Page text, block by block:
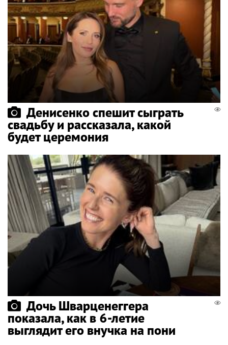
Денисенко спешит сыграть
свадьбу и рассказала, какой
будет церемония
Дочь Шварценеггера
показала, как в 6-летие
выглядит его внучка на пони